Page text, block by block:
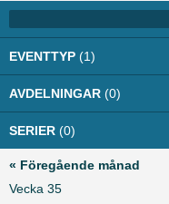
EVENTTYP (1)
AVDELNINGAR (0)
SERIER (0)
« Föregående månad
Vecka 35